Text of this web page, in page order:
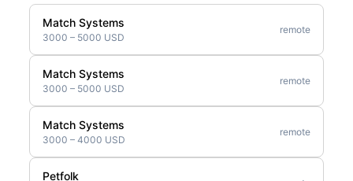
Match Systems
3000 – 5000 USD
remote
Match Systems
3000 – 5000 USD
remote
Match Systems
3000 – 4000 USD
remote
Petfolk